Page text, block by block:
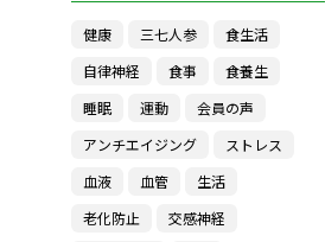
健康 三七人参
食生活
自律神経
食事
食養生
睡眠
運動
会員の声
アンチエイジング
ストレス
血液
血管
生活
老化防止
交感神経